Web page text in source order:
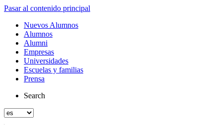
Pasar al contenido principal
Nuevos Alumnos
Alumnos
Alumni
Empresas
Universidades
Escuelas y familias
Prensa
Search